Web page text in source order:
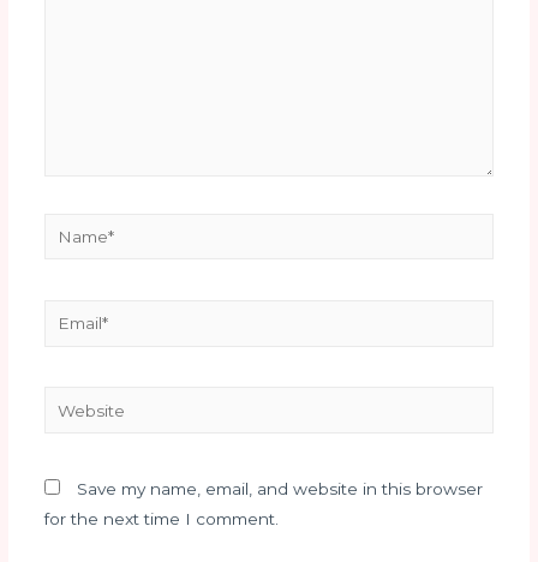
Save my name, email, and website in this browser
for the next time I comment.